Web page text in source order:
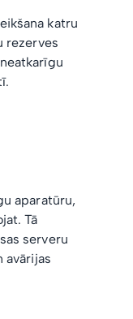
katru
rezerves
aparatūru,
Tā
serveru
avārijas